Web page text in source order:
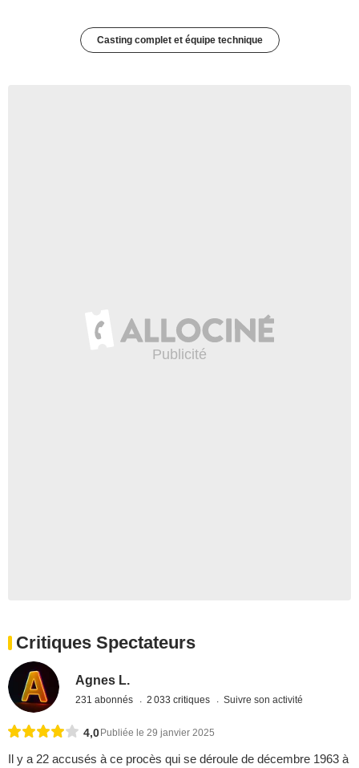
Casting complet et équipe technique
Critiques Spectateurs
Agnes L.
231 abonnés 2 033 critiques Suivre son activité
4,0 Publiée le 29 janvier 2025
Il y a 22 accusés à ce procès qui se déroule de décembre 1963 à